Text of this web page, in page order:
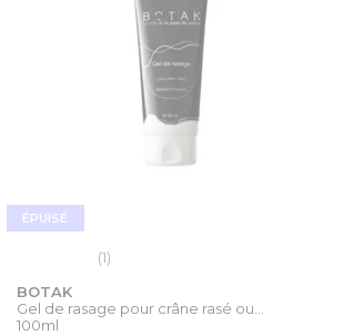
ÉPUISÉ
(1)
BOTAK
Gel de rasage pour crâne rasé ou...
100ml